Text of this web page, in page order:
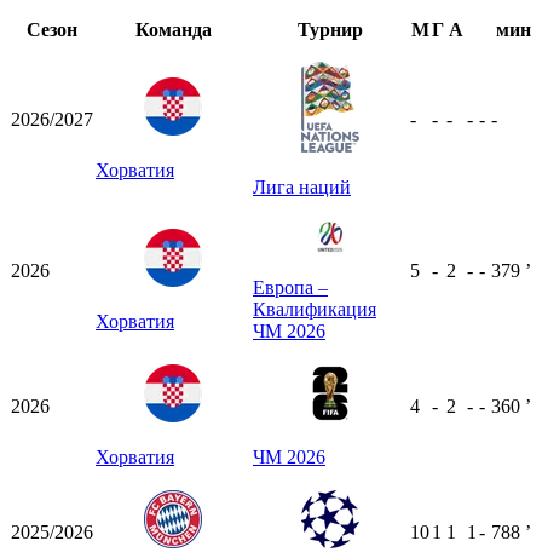
Сезон
Команда Турнир МГ А мин
2026/2027
Хорватия
Лига наций
- - - - - -
2026
Хорватия
Европа –
Квалификация
ЧМ 2026
5 - 2 - - 379 ʼ
2026
Хорватия ЧМ 2026
4 - 2 - - 360 ʼ
2025/2026 101 1 1 - 788 ʼ